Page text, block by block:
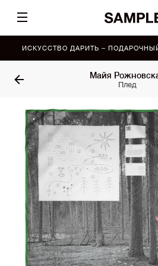
ИСКУССТВО ДАРИТЬ –
Майя
Плед